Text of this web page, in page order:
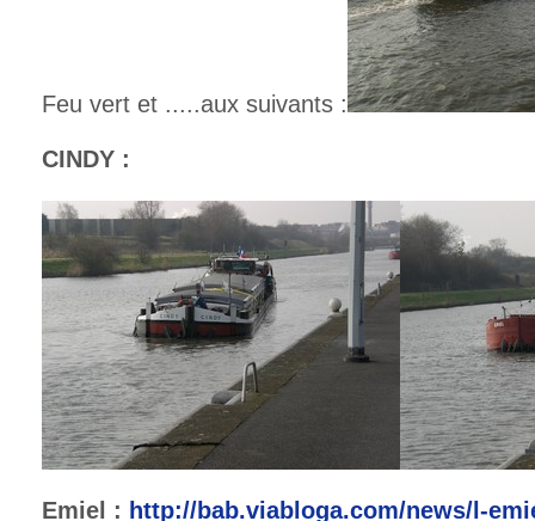
Feu vert et .....aux suivants :
CINDY :
Emiel : http://bab.viabloga.com/news/l-